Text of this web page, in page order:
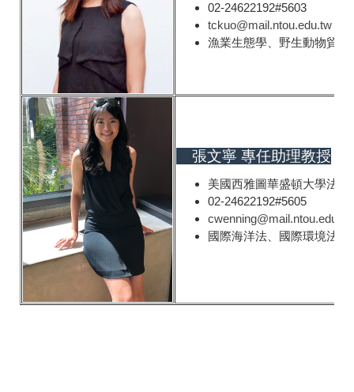
02-24622192#5603
tckuo@mail.ntou.edu.tw
漁業生態學、野生動物貿
張文寧 專任助理教授
美國西雅圖華盛頓大學法律
02-24622192#5605
cwenning@mail.ntou.edu.tw
國際海洋法、國際環境法